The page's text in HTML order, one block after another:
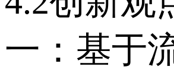
一：基于